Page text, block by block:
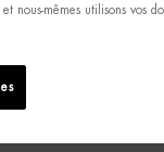
de 9h à 18h)
nous-mêmes utilisons vos